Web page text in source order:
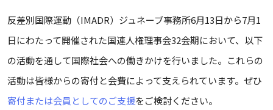
反差別国際運動（IMADR）ジュネーブ事務所6月13日から7月1
日にわたって開催された国連人権理事会32会期において、以下
の活動を通して国際社会への働きかけを行いました。これらの
活動は皆様からの寄付と会費によって支えられています。ぜひ
寄付または会員としてのご支援をご検討ください。